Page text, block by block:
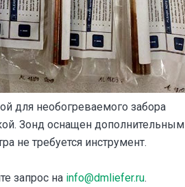
для необогреваемого забора
Зонд оснащен дополнительным
не требуется инструмент.
запрос на info@dmliefer.ru.